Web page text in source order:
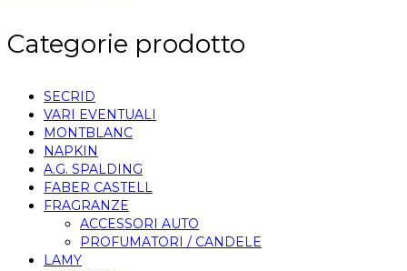
Categorie prodotto
SECRID
VARI EVENTUALI
MONTBLANC
NAPKIN
A.G. SPALDING
FABER CASTELL
FRAGRANZE
ACCESSORI AUTO
PROFUMATORI / CANDELE
LAMY